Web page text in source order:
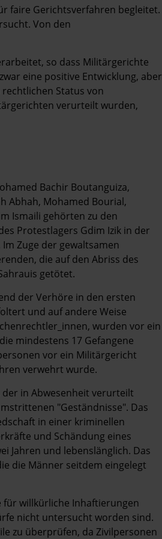
faire Gerichtsverfahren begleitet.
Von den
so dass Militärgerichte
eine positive Entwicklung, aber
Status von
verurteilt wurden,
Bachir Boutanguiza,
Abhah, Mohamed Bourial,
Ismaili gehörten zu den
Protestlagers Gdim Izik in der
Zuge der gewaltsamen
die auf den Abriss des
getötet.
der Verhöre in den ersten
und auf andere Weise
wurden vor ein
mindestens 17 Gefangene
vor ein Militärgericht
verwehrt wurde.
der in Abwesenheit verurteilt
"Geständnisse". Das
in einer kriminellen
und Schändung eines
Jahren und lebenslänglich. Das
die Männer seitdem eingelegt
willkürliche Inhaftierungen
nicht untersucht worden sind.
zu überprüfen, da Zivilpersonen